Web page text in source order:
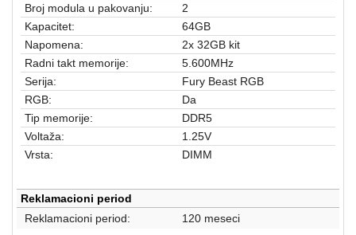
Software
Sve
kategorije
Broj modula u pakovanju:
2
Kapacitet:
64GB
Napomena:
2x 32GB kit
Radni takt memorije:
5.600MHz
Serija:
Fury Beast RGB
RGB:
Da
Tip memorije:
DDR5
Voltaža:
1.25V
Vrsta:
DIMM
Reklamacioni period
Reklamacioni period:
120 meseci